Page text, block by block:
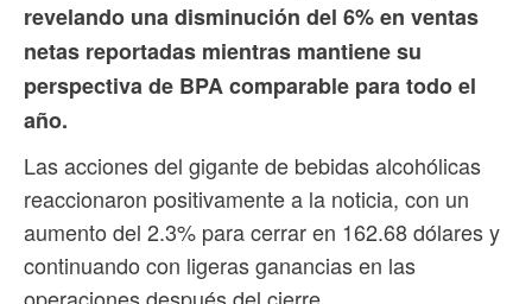
revelando una disminución del 6% en ventas
netas reportadas mientras mantiene su
perspectiva de BPA comparable para todo el
año.
Las acciones del gigante de bebidas alcohólicas
reaccionaron positivamente a la noticia, con un
aumento del 2.3% para cerrar en 162.68 dólares y
continuando con ligeras ganancias en las